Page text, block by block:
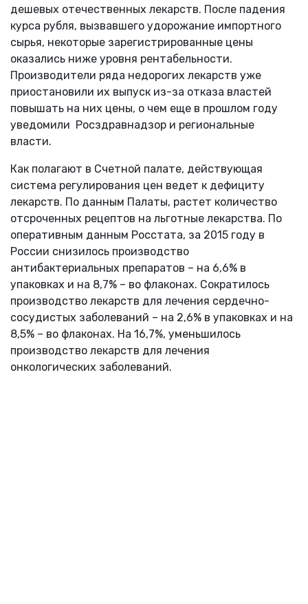
дешевых отечественных лекарств. После падения
курса рубля, вызвавшего удорожание импортного
сырья, некоторые зарегистрированные цены
оказались ниже уровня рентабельности.
Производители ряда недорогих лекарств уже
приостановили их выпуск из-за отказа властей
повышать на них цены, о чем еще в прошлом году
уведомили Росздравнадзор и региональные
власти.
Как полагают в Счетной палате, действующая
система регулирования цен ведет к дефициту
лекарств. По данным Палаты, растет количество
отсроченных рецептов на льготные лекарства. По
оперативным данным Росстата, за 2015 году в
России снизилось производство
антибактериальных препаратов – на 6,6% в
упаковках и на 8,7% – во флаконах. Сократилось
производство лекарств для лечения сердечно-
сосудистых заболеваний – на 2,6% в упаковках и на
8,5% – во флаконах. На 16,7%, уменьшилось
производство лекарств для лечения
онкологических заболеваний.